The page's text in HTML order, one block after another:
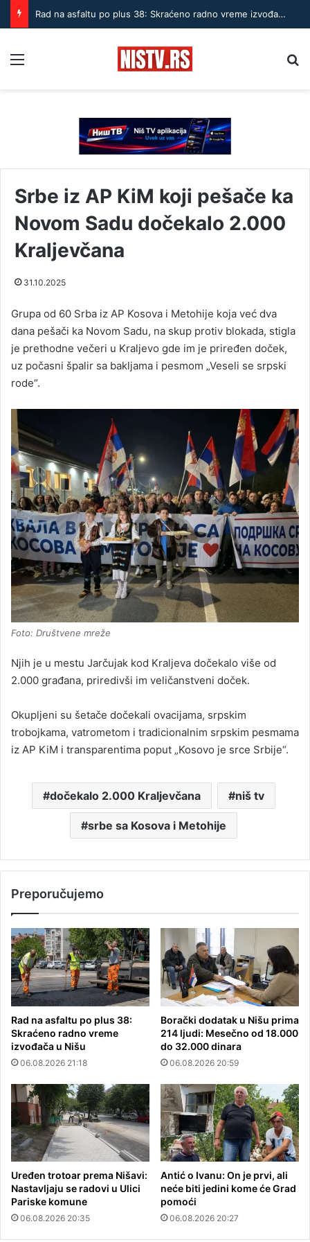
Rad na asfaltu po plus 38: Skraćeno radno vreme izvođača u Nišu
Srbe iz AP KiM koji pešače ka
Novom Sadu dočekalo 2.000
Kraljevčana
31.10.2025
Grupa od 60 Srba iz AP Kosova i Metohije koja već dva
dana pešači ka Novom Sadu, na skup protiv blokada, stigla
je prethodne večeri u Kraljevo gde im je priređen doček,
uz počasni špalir sa bakljama i pesmom „Veseli se srpski
rode“.
Foto: Društvene mreže
Njih je u mestu Jarčujak kod Kraljeva dočekalo više od
2.000 građana, priredivši im veličanstveni doček.
Okupljeni su šetače dočekali ovacijama, srpskim
trobojkama, vatrometom i tradicionalnim srpskim pesmama
iz AP KiM i transparentima poput „Kosovo je srce Srbije“.
dočekalo 2.000 Kraljevčana niš tv
srbe sa Kosova i Metohije
Preporučujemo
Rad na asfaltu po plus 38:
Skraćeno radno vreme
izvođača u Nišu
06.08.2026 21:18
Borački dodatak u Nišu prima
214 ljudi: Mesečno od 18.000
do 32.000 dinara
06.08.2026 20:59
Uređen trotoar prema Nišavi:
Nastavljaju se radovi u Ulici
Pariske komune
06.08.2026 20:35
Antić o Ivanu: On je prvi, ali
neće biti jedini kome će Grad
pomoći
06.08.2026 20:27